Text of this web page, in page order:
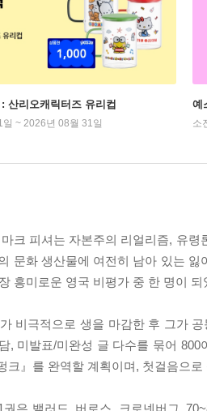
산리오캐릭터즈 유리컵
~ 2026년 08월 31일
예
소
크 피셔는 자본주의 리얼리즘, 유
문화 생산물에 여전히 남아 있는
흥미로운 영국 비평가 중 한 명이
비극적으로 생을 마감한 후 그가
, 미발표/미완성 글 다수를 묶어
크』를 완역할 계획이며, 첫걸음으